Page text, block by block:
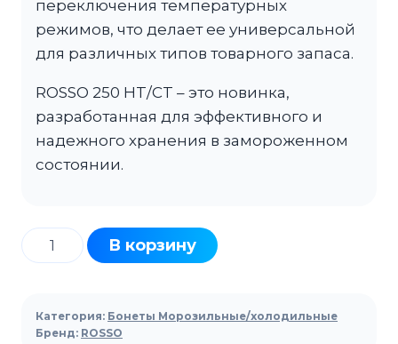
переключения температурных
режимов, что делает ее универсальной
для различных типов товарного запаса.
ROSSO 250 HT/CT – это новинка,
разработанная для эффективного и
надежного хранения в замороженном
состоянии.
Количество
товара
бонета
морозильная
В корзину
Категория: Бонеты Морозильные/холодильные
Бренд: ROSSO